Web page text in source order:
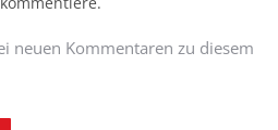
neuen Kommentaren zu diesem